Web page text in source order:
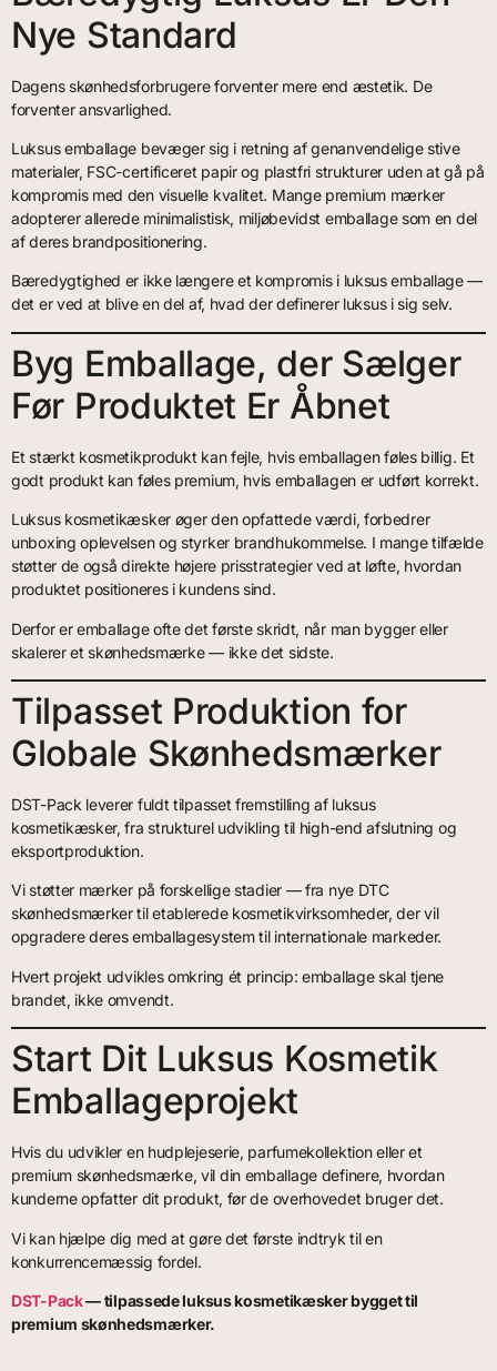
Nye Standard
Dagens skønhedsforbrugere forventer mere end æstetik. De
forventer ansvarlighed.
Luksus emballage bevæger sig i retning af genanvendelige stive
materialer, FSC-certificeret papir og plastfri strukturer uden at gå på
kompromis med den visuelle kvalitet. Mange premium mærker
adopterer allerede minimalistisk, miljøbevidst emballage som en del
af deres brandpositionering.
Bæredygtighed er ikke længere et kompromis i luksus emballage —
det er ved at blive en del af, hvad der definerer luksus i sig selv.
Byg Emballage, der Sælger
Før Produktet Er Åbnet
Et stærkt kosmetikprodukt kan fejle, hvis emballagen føles billig. Et
godt produkt kan føles premium, hvis emballagen er udført korrekt.
Luksus kosmetikæsker øger den opfattede værdi, forbedrer
unboxing oplevelsen og styrker brandhukommelse. I mange tilfælde
støtter de også direkte højere prisstrategier ved at løfte, hvordan
produktet positioneres i kundens sind.
Derfor er emballage ofte det første skridt, når man bygger eller
skalerer et skønhedsmærke — ikke det sidste.
Tilpasset Produktion for
Globale Skønhedsmærker
DST-Pack leverer fuldt tilpasset fremstilling af luksus
kosmetikæsker, fra strukturel udvikling til high-end afslutning og
eksportproduktion.
Vi støtter mærker på forskellige stadier — fra nye DTC
skønhedsmærker til etablerede kosmetikvirksomheder, der vil
opgradere deres emballagesystem til internationale markeder.
Hvert projekt udvikles omkring ét princip: emballage skal tjene
brandet, ikke omvendt.
Start Dit Luksus Kosmetik
Emballageprojekt
Hvis du udvikler en hudplejeserie, parfumekollektion eller et
premium skønhedsmærke, vil din emballage definere, hvordan
kunderne opfatter dit produkt, før de overhovedet bruger det.
Vi kan hjælpe dig med at gøre det første indtryk til en
konkurrencemæssig fordel.
DST-Pack— tilpassede luksus kosmetikæsker bygget til
premium skønhedsmærker.